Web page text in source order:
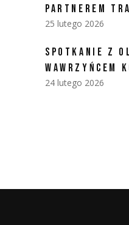
PARTNEREM
25 lutego 2026
SPOTKANIE Z
WAWRZYŃCEM
24 lutego 2026